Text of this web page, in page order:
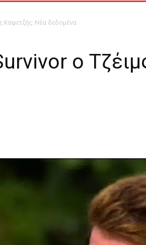
Καφετζής; Νέα δεδομένα
ο